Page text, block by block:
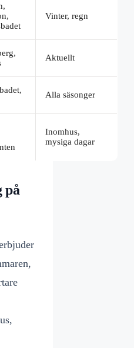
Vinter, regn
Aktuellt
Alla säsonger
Inomhus,
mysiga dagar
på